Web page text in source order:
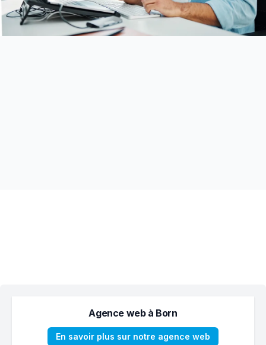
Agence web à Born
En savoir plus sur notre agence web